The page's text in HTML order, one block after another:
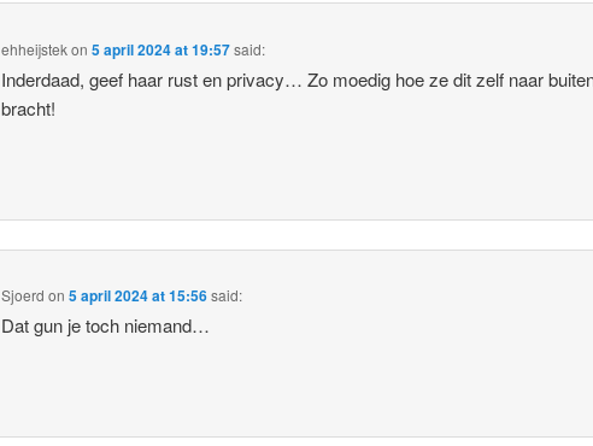
ehheijstekon5 april 2024 at 19:57said:
Inderdaad, geef haar rust en privacy… Zo moedig hoe ze dit zelf naar
bracht!
Sjoerd on5 april 2024 at 15:56said:
Dat gun je toch niemand…